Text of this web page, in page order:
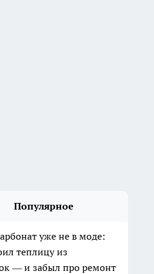
Популярное
уже не в моде:
теплицу из
— и забыл про ремонт